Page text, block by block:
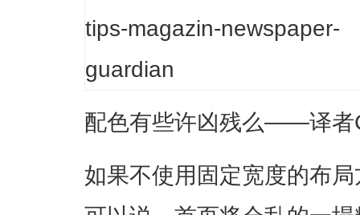
配色有些许凶残么——译者
如果不使用固定宽度的布